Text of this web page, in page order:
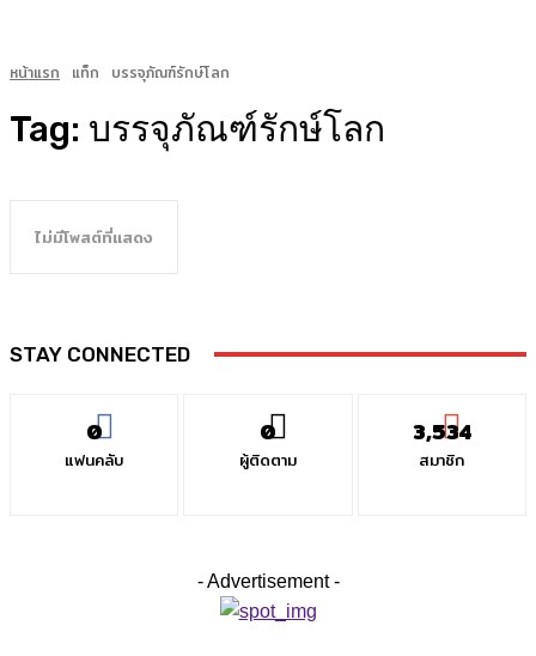
หน้าแรก แท็ก บรรจุภัณฑ์รักษ์โลก
Tag: บรรจุภัณฑ์รักษ์โลก
ไม่มีโพสต์ที่แสดง
STAY CONNECTED
0
แฟนคลับ
0
ผู้ติดตาม
3,534
สมาชิก
- Advertisement -